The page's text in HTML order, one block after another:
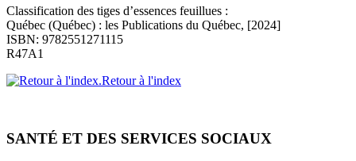
Classification des tiges d’essences feuillues :
Québec (Québec) : les Publications du Québec, [2024]
ISBN: 9782551271115
R47A1
Retour à l'index
SANTÉ ET DES SERVICES SOCIAUX